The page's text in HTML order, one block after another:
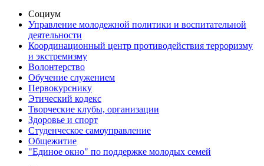
Социум
Управление молодежной политики и воспитательной
деятельности
Координационный центр противодействия терроризму
и экстремизму
Волонтерство
Обучение служением
Первокурснику
Этический кодекс
Творческие клубы, организации
Здоровье и спорт
Студенческое самоуправление
Общежитие
"Единое окно" по поддержке молодых семей